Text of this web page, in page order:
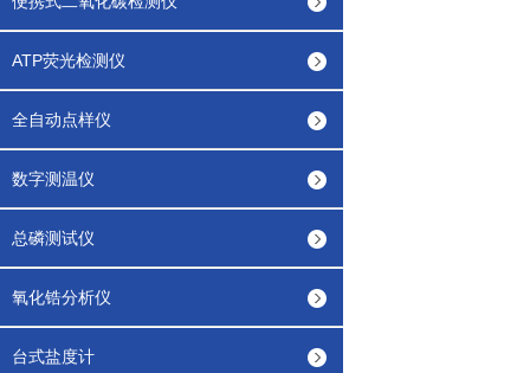
ATP荧光检测仪
全自动点样仪
数字测温仪
总磷测试仪
氧化锆分析仪
台式盐度计